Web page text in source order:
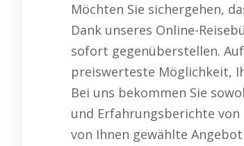
Möchten Sie sichergehen,
Dank unseres Online-
sofort gegenüberstellen.
preiswerteste Möglichkeit,
Bei uns bekommen Sie
und Erfahrungsberichte von
von Ihnen gewählte